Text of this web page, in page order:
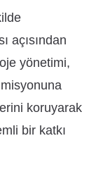
açısından
yönetimi,
koruyarak
bir katkı